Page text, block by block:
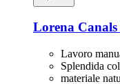
Lorena Canals
Lavoro
Splendida
materiale